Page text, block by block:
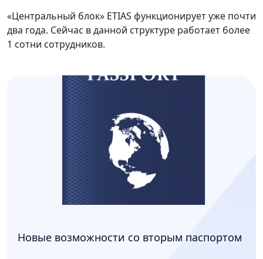
«Центральный блок» ETIAS функционирует уже почти
два года. Сейчас в данной структуре работает более
1 сотни сотрудников.
Новые возможности со вторым паспортом